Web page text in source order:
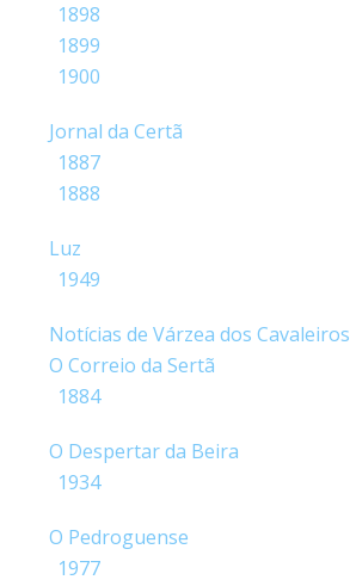
1898
1899
1900
Jornal da Certã
1887
1888
Luz
1949
Notícias de Várzea dos Cavaleiros
O Correio da Sertã
1884
O Despertar da Beira
1934
O Pedroguense
1977